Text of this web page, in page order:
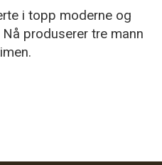
i topp moderne og
produserer tre mann